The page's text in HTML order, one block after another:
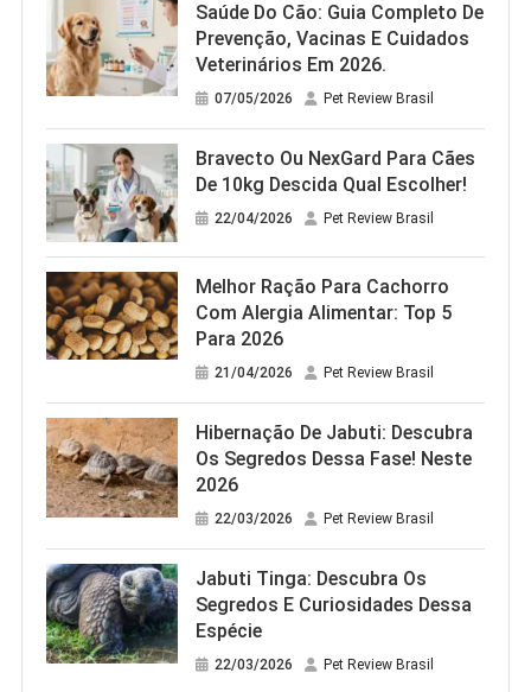
Saúde Do Cão: Guia Completo De
Prevenção, Vacinas E Cuidados
Veterinários Em 2026.
07/05/2026 Pet Review Brasil
Bravecto Ou NexGard Para Cães
De 10kg Descida Qual Escolher!
22/04/2026 Pet Review Brasil
Melhor Ração Para Cachorro
Com Alergia Alimentar: Top 5
Para 2026
21/04/2026 Pet Review Brasil
Hibernação De Jabuti: Descubra
Os Segredos Dessa Fase! Neste
2026
22/03/2026 Pet Review Brasil
Jabuti Tinga: Descubra Os
Segredos E Curiosidades Dessa
Espécie
22/03/2026 Pet Review Brasil